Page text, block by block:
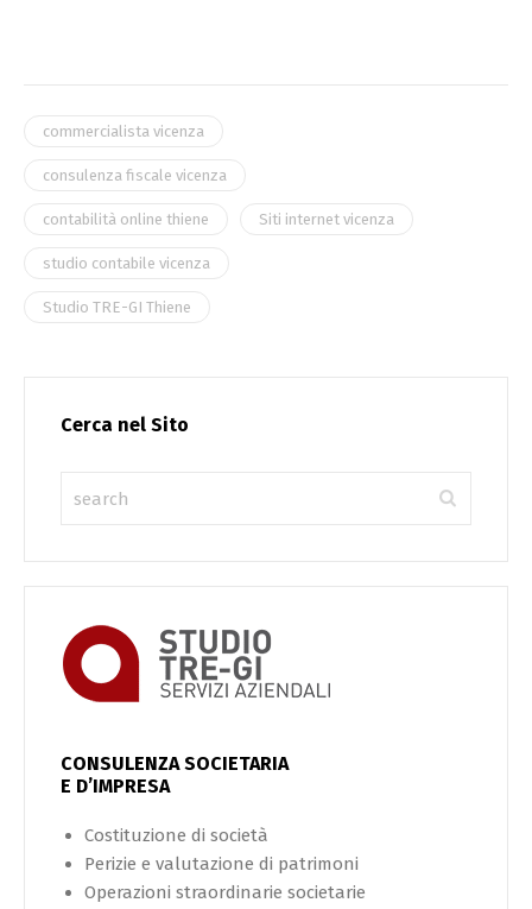
commercialista vicenza
consulenza fiscale vicenza
contabilità online thiene Siti internet vicenza
studio contabile vicenza
Studio TRE-GI Thiene
Cerca nel Sito
CONSULENZA SOCIETARIA
E D’IMPRESA
Costituzione di società
Perizie e valutazione di patrimoni
Operazioni straordinarie societarie